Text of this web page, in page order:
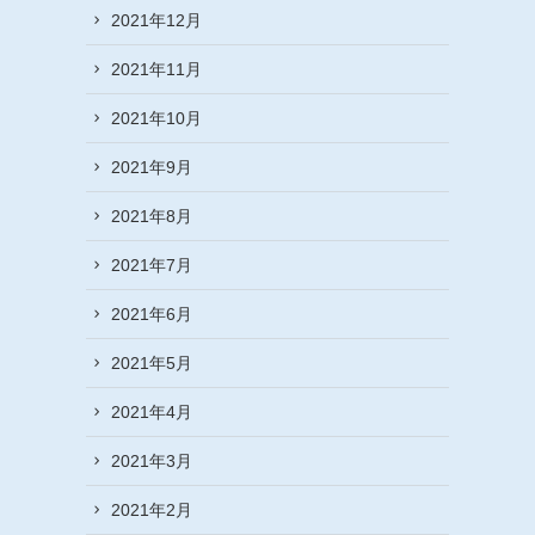
2021年12月
2021年11月
2021年10月
2021年9月
2021年8月
2021年7月
2021年6月
2021年5月
2021年4月
2021年3月
2021年2月